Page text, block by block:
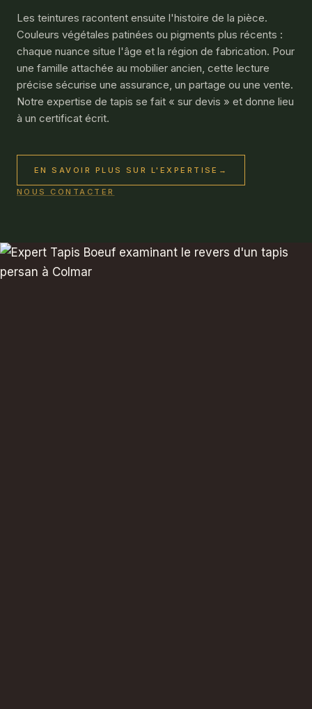
Les teintures racontent ensuite l'histoire de la pièce.
Couleurs végétales patinées ou pigments plus récents :
chaque nuance situe l'âge et la région de fabrication. Pour
une famille attachée au mobilier ancien, cette lecture
précise sécurise une assurance, un partage ou une vente.
Notre expertise de tapis se fait « sur devis » et donne lieu
à un certificat écrit.
EN SAVOIR PLUS SUR L'EXPERTISE →
NOUS CONTACTER